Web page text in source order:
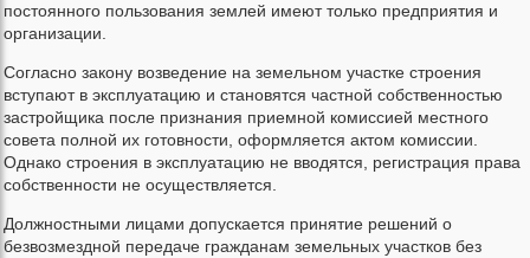
постоянного пользования землей имеют только предприятия и
организации.
Согласно закону возведение на земельном участке строения
вступают в эксплуатацию и становятся частной собственностью
застройщика после признания приемной комиссией местного
совета полной их готовности, оформляется актом комиссии.
Однако строения в эксплуатацию не вводятся, регистрация права
собственности не осуществляется.
Должностными лицами допускается принятие решений о
безвозмездной передаче гражданам земельных участков без